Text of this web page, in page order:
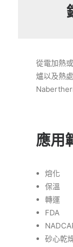
從電加熱
爐以及熱
應用
熔化
保溫
轉運
FDA
砂心乾